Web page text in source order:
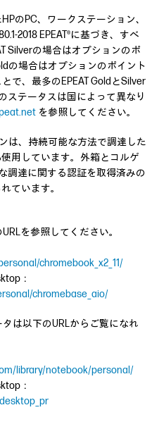
のPC、ワークステーション、
2018 EPEAT®に基づき、すべ
Silverの場合はオプションのポ
の場合はオプションのポイント
で、最多のEPEAT GoldとSilver
ステータスは国によって異なり
を参照してください。
は、持続可能な方法で調達した
用しています。外箱とコルゲ
調達に関する認証を取得済みの
ています。
を参照してください。
chromebook_x2_11/
：
chromebase_aio/
は以下のURLからご覧になれ
library/notebook/personal/
：